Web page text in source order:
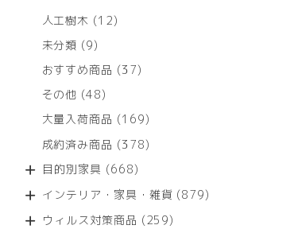
人工樹木
1212
商
未分類 99
の
商
おすすめ商品 3737
商
その他 4848
の
商
大量入荷商品 169169
の
成約済み商品 378378
商
目的別家具 668668
の
商
インテリア・家具・雑貨 879879
ウィルス対策商品 259259